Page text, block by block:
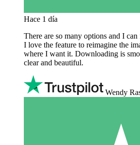
Hace 1 día
There are so many options and I
I love the feature to reimagine the
where I want it. Downloading is
clear and beautiful.
Wendy